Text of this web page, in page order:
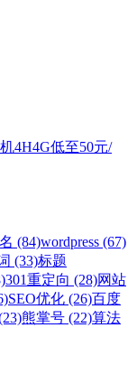
4H4G低至50元/
(84)wordpress (67)
(33)标题
301重定向 (28)网站
SEO优化 (26)百度
熊掌号 (22)算法